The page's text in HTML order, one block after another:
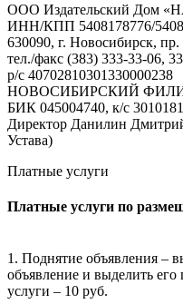
ООО Издательский Дом
ИНН/КПП 5408178776/
630090, г. Новосибирск, пр.
тел./факс (383) 333-33-06,
р/с 40702810301330000238
НОВОСИБИРСКИЙ
БИК 045004740, к/с
Директор Данилин
Устава)
Платные услуги
Платные услуги по
1. Поднятие объявления –
объявление и выделить
услуги – 10 руб.